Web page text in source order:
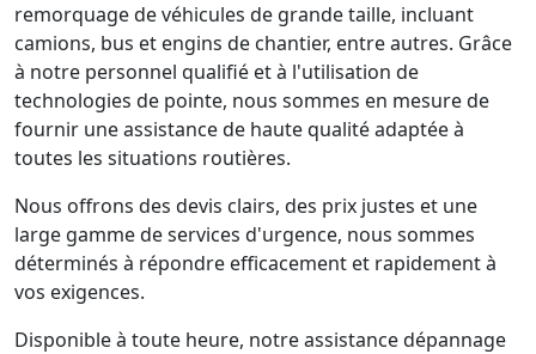
remorquage de véhicules de grande taille, incluant
camions, bus et engins de chantier, entre autres. Grâce
à notre personnel qualifié et à l'utilisation de
technologies de pointe, nous sommes en mesure de
fournir une assistance de haute qualité adaptée à
toutes les situations routières.
Nous offrons des devis clairs, des prix justes et une
large gamme de services d'urgence, nous sommes
déterminés à répondre efficacement et rapidement à
vos exigences.
Disponible à toute heure, notre assistance dépannage